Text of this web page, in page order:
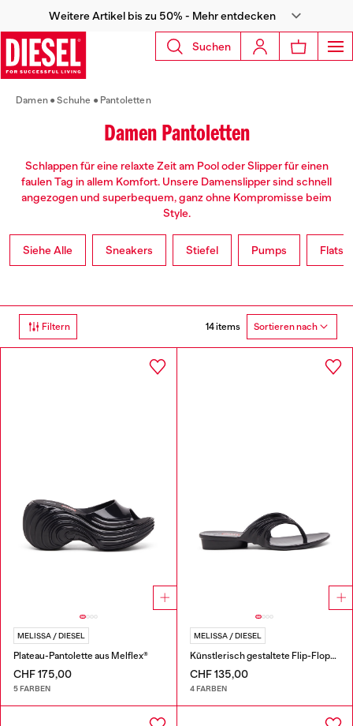
Weitere Artikel bis zu 50% - Mehr entdecken
Suchen
Damen Schuhe Pantoletten
Damen Pantoletten
Schlappen für eine relaxte Zeit am Pool oder Slipper für einen
faulen Tag in allem Komfort. Unsere Damenslipper sind schnell
angezogen und superbequem, ganz ohne Kompromisse beim
Style.
Siehe Alle Sneakers Stiefel Pumps Flats
Filtern 14 items Sortieren nach
MELISSA / DIESEL
Plateau-Pantolette aus Melflex®
CHF 175,00
5 FARBEN
MELISSA / DIESEL
Künstlerisch gestaltete Flip-Flops aus Melflex®
CHF 135,00
4 FARBEN